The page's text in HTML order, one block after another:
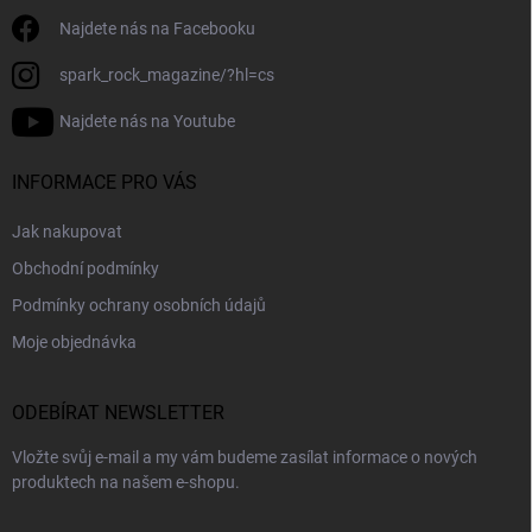
Najdete nás na Facebooku
spark_rock_magazine/?hl=cs
Najdete nás na Youtube
INFORMACE PRO VÁS
Jak nakupovat
Obchodní podmínky
Podmínky ochrany osobních údajů
Moje objednávka
ODEBÍRAT NEWSLETTER
Vložte svůj e-mail a my vám budeme zasílat informace o nových
produktech na našem e-shopu.